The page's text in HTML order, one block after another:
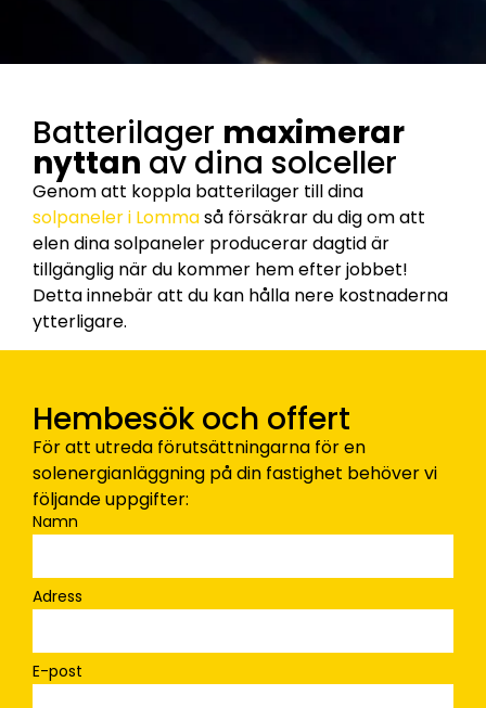
Batterilager maximerar
nyttan av dina solceller
Genom att koppla batterilager till dina
solpaneler i Lommaså försäkrar du dig om att
elen dina solpaneler producerar dagtid är
tillgänglig när du kommer hem efter jobbet!
Detta innebär att du kan hålla nere kostnaderna
ytterligare.
Hembesök och offert
För att utreda förutsättningarna för en
solenergianläggning på din fastighet behöver vi
följande uppgifter:
Namn
Adress
E-post